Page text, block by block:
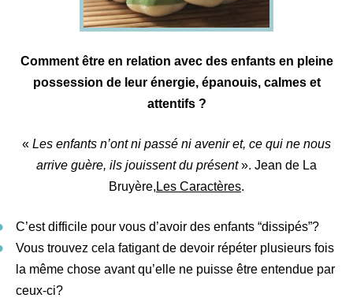
Comment être en relation avec des enfants en pleine
possession de leur énergie, épanouis, calmes et
attentifs ?
« Les enfants n’ont ni passé ni avenir et, ce qui ne nous
arrive guère, ils jouissent du présent». Jean de La
Bruyère, Les Caractères.
C’est difficile pour vous d’avoir des enfants “dissipés”?
Vous trouvez cela fatigant de devoir répéter plusieurs fois
la même chose avant qu’elle ne puisse être entendue par
ceux-ci?